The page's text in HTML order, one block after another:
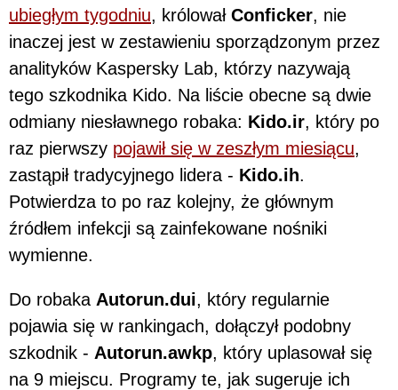
ubiegłym tygodniu, królował Conficker, nie
inaczej jest w zestawieniu sporządzonym przez
analityków Kaspersky Lab, którzy nazywają
tego szkodnika Kido. Na liście obecne są dwie
odmiany niesławnego robaka: Kido.ir, który po
raz pierwszy pojawił się w zeszłym miesiącu,
zastąpił tradycyjnego lidera - Kido.ih.
Potwierdza to po raz kolejny, że głównym
źródłem infekcji są zainfekowane nośniki
wymienne.
Do robaka Autorun.dui, który regularnie
pojawia się w rankingach, dołączył podobny
szkodnik - Autorun.awkp, który uplasował się
na 9 miejscu. Programy te, jak sugeruje ich